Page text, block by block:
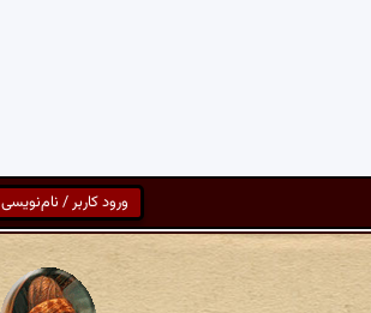
ورود کاربر / نام‌نویسی